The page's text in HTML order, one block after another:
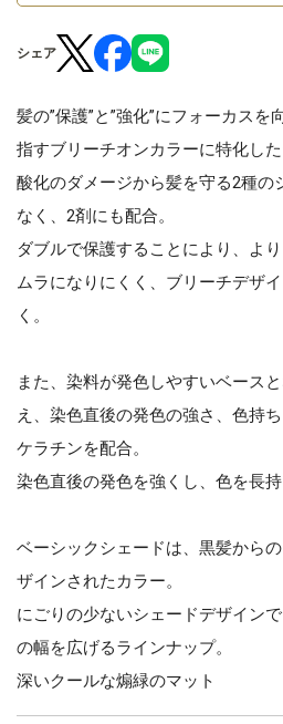
シェア
髪の”保護”と”強化”にフォーカスを
指すブリーチオンカラーに特化した
酸化のダメージから髪を守る2種の
なく、2剤にも配合。
ダブルで保護することにより、よ
ムラになりにくく、ブリーチデザ
く。
また、染料が発色しやすいベース
え、染色直後の発色の強さ、色持
ケラチンを配合。
染色直後の発色を強くし、色を長持
ベーシックシェードは、黒髪から
ザインされたカラー。
にごりの少ないシェードデザイン
の幅を広げるラインナップ。
深いクールな煽緑のマット